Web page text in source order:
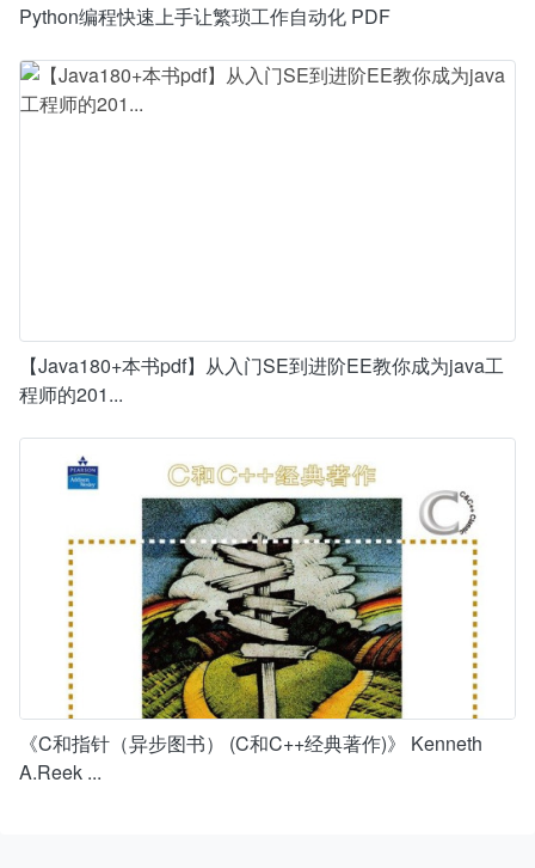
Python编程快速上手让繁琐工作自动化 PDF
【Java180+本书pdf】从入门SE到进阶EE教你成为java工
程师的201...
《C和指针（异步图书） (C和C++经典著作)》 Kenneth
A.Reek ...